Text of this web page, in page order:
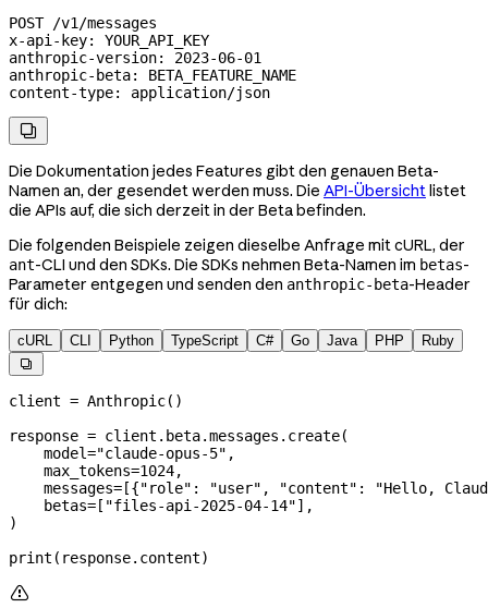
POST /v1/messages
x-api-key:
YOUR_API_KEY
anthropic-version:
2023-06-01
anthropic-beta:
BETA_FEATURE_NAME
content-type: application/json

Die Dokumentation jedes Features gibt den genauen Beta-
Namen an, der gesendet werden muss. Die API-Übersichtlistet
die APIs auf, die sich derzeit in der Beta befinden.
Die folgenden Beispiele zeigen dieselbe Anfrage mit cURL, der
ant-CLI und den SDKs. Die SDKs nehmen Beta-Namen im betas-
Parameter entgegen und senden den anthropic-beta-Header
für dich:
cURL CLI Python TypeScript C# Go Java PHP Ruby

client = Anthropic()
response = client.beta.messages.create(
    model
="claude-opus-5" ,
    max_tokens
=1024,
    messages
= [{"role" : "user" , "content" :
"Hello,
    betas
= [ "files-api-2025-04-14"],
)
print (response.content)
